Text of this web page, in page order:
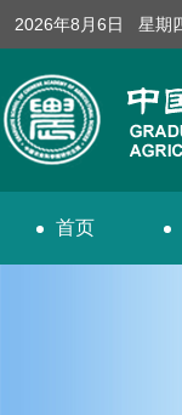
2026年8月6日 星期
首页